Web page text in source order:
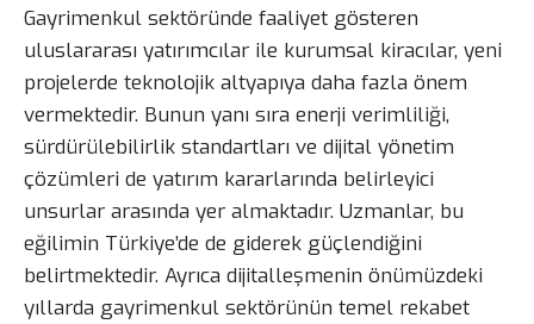
Gayrimenkul sektöründe faaliyet gösteren
uluslararası yatırımcılar ile kurumsal kiracılar, yeni
projelerde teknolojik altyapıya daha fazla önem
vermektedir. Bunun yanı sıra enerji verimliliği,
sürdürülebilirlik standartları ve dijital yönetim
çözümleri de yatırım kararlarında belirleyici
unsurlar arasında yer almaktadır. Uzmanlar, bu
eğilimin Türkiye’de de giderek güçlendiğini
belirtmektedir. Ayrıca dijitalleşmenin önümüzdeki
yıllarda gayrimenkul sektörünün temel rekabet